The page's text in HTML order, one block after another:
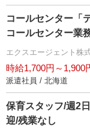
コールセンター「
コールセンター業
エクスエージェント株
時給1,700円～1,900
派遣社員 / 北海道
保育スタッフ/週2
迎/残業なし